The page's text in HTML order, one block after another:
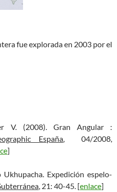
fue explorada en 2003 por el
V. (2008). Gran Angular :
España, 04/2008,
]
Expedición espelo-
, 21: 40-45. [enlace]